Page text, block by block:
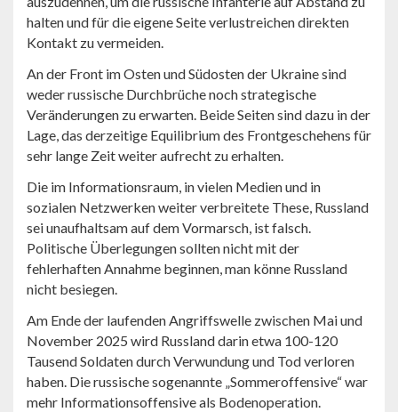
halten und für die eigene Seite verlustreichen direkten
Kontakt zu vermeiden.
An der Front im Osten und Südosten der Ukraine sind
weder russische Durchbrüche noch strategische
Veränderungen zu erwarten. Beide Seiten sind dazu in der
Lage, das derzeitige Equilibrium des Frontgeschehens für
sehr lange Zeit weiter aufrecht zu erhalten.
Die im Informationsraum, in vielen Medien und in
sozialen Netzwerken weiter verbreitete These, Russland
sei unaufhaltsam auf dem Vormarsch, ist falsch.
Politische Überlegungen sollten nicht mit der
fehlerhaften Annahme beginnen, man könne Russland
nicht besiegen.
Am Ende der laufenden Angriffswelle zwischen Mai und
November 2025 wird Russland darin etwa 100-120
Tausend Soldaten durch Verwundung und Tod verloren
haben. Die russische sogenannte „Sommeroffensive“ war
mehr Informationsoffensive als Bodenoperation.